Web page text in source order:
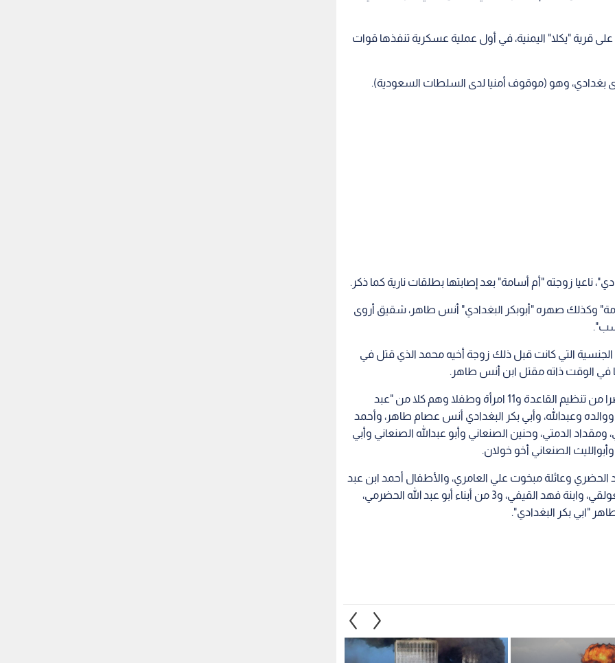
عملية الإنزال العسكري الأميركي (29 يناير) على قرية "يكلا" اليمنية، في أول عملية عسكرية تنفذها قوات
بغدادي، وهو (موقوف أمنيا لدى السلطات السعودية).
ناعيا زوجته "أم أسامة" بعد إصابتها بطلقات نارية كما ذكر.
وكذلك صهره "أبوبكر البغدادي" أنس طاهر، شقيق أروى
التي كانت قبل ذلك زوجة أخيه محمد الذي قتل في
في الوقت ذاته مقتل ابن أنس طاهر.
ووفقا لما جاء في بيان الريمي، أعلن عن مقتل 14 عنصرا من تنظيم القاعدة و11 امرأة وطفلا وهم كلا من "عبد
وعبدالله، وأبي بكر البغدادي أنس عصام طاهر، وأحمد
ومقداد الدمتي، وحنين الصنعاني وأبو عبدالله الصنعاني وأبي
الصنعاني أخو خولان.
الحضري وعائلة مبخوت علي العامري، والأطفال أحمد ابن عبد
الاله الذهب، وابن أخت عبد الإله الذهب، وابنة أنور العولقي، وابنة فهد القيفي، و3 من أبناء أبو عبد الله الحضرمي،
"ابي بكر البغدادي".